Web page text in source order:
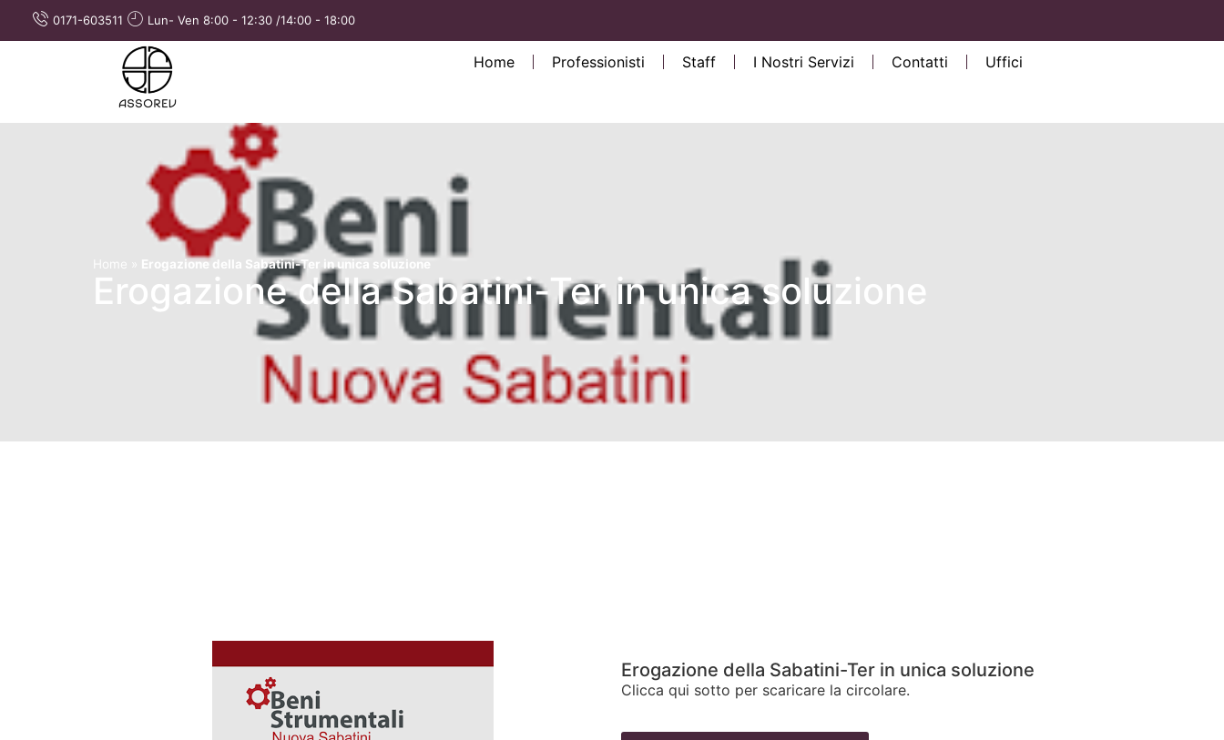
0171-603511 Lun- Ven 8:00 - 12:30 /14:00 - 18:00
Home Professionisti Staff I Nostri Servizi Contatti Uffici
Home Erogazione della Sabatini-Ter in unica soluzione
Erogazione della Sabatini-Ter in unica soluzione
Erogazione della Sabatini-Ter in unica soluzione
Clicca qui sotto per scaricare la circolare.